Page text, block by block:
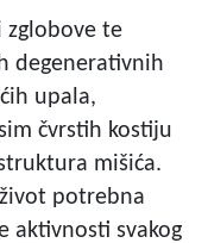
zglobove te
degenerativnih
upala,
čvrstih kostiju
mišića.
potrebna
aktivnosti svakog